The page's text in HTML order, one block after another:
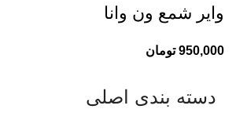
وایر شمع ون وانا
950,000 تومان
دسته بندی اصلی